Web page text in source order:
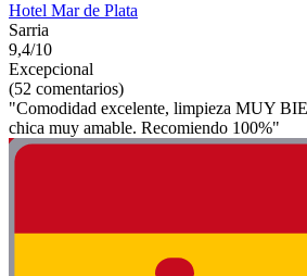
Hotel Mar de Plata
Sarria
9,4/10
Excepcional
(52 comentarios)
"Comodidad excelente, limpieza MUY
chica muy amable. Recomiendo 100%"